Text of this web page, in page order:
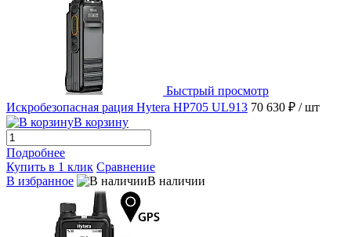
Быстрый просмотр
Искробезопасная рация Hytera HP705 UL913 70 630 ₽ / шт
В корзину
Подробнее
Купить в 1 клик Сравнение
В избранное
В наличии